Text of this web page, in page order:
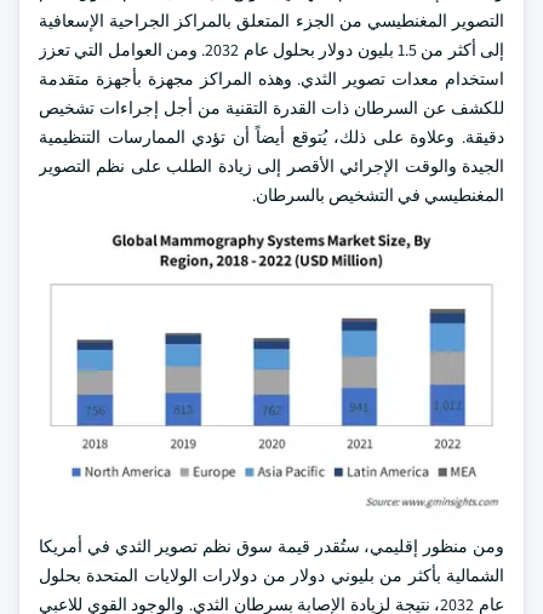
التصوير المغنطيسي من الجزء المتعلق بالمراكز الجراحية الإسعافية
إلى أكثر من 1.5 بليون دولار بحلول عام 2032. ومن العوامل التي تعزز
استخدام معدات تصوير الثدي. وهذه المراكز مجهزة بأجهزة متقدمة
للكشف عن السرطان ذات القدرة التقنية من أجل إجراءات تشخيص
دقيقة. وعلاوة على ذلك، يُتوقع أيضاً أن تؤدي الممارسات التنظيمية
الجيدة والوقت الإجرائي الأقصر إلى زيادة الطلب على نظم التصوير
المغنطيسي في التشخيص بالسرطان.
ومن منظور إقليمي، ستُقدر قيمة سوق نظم تصوير الثدي في أمريكا
الشمالية بأكثر من بليوني دولار من دولارات الولايات المتحدة بحلول
عام 2032، نتيجة لزيادة الإصابة بسرطان الثدي. والوجود القوي للاعبي